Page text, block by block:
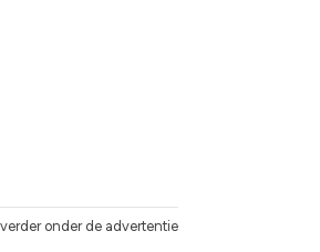
onder de advertentie